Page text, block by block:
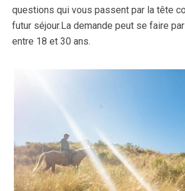
questions qui vous passent par la tête
futur séjour.La demande peut se faire
entre 18 et 30 ans.